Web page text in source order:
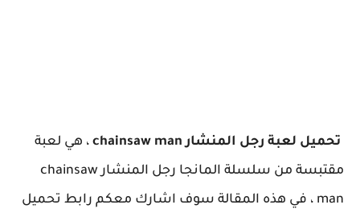
تحميل لعبة رجل المنشار chainsaw man
، هي لعبة
مقتبسة من سلسلة المانجا رجل المنشار chainsaw
man ، في هذه المقالة سوف اشارك معكم رابط تحميل